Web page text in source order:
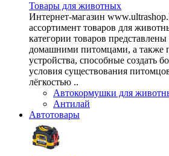
Товары для животных
Интернет-магазин
ассортимент товаров для
категории товаров представлены
домашними питомцами, а также
устройства, способные создать
условия существования
лёгкостью ..
Автокормушки для
Антилай
Автотовары